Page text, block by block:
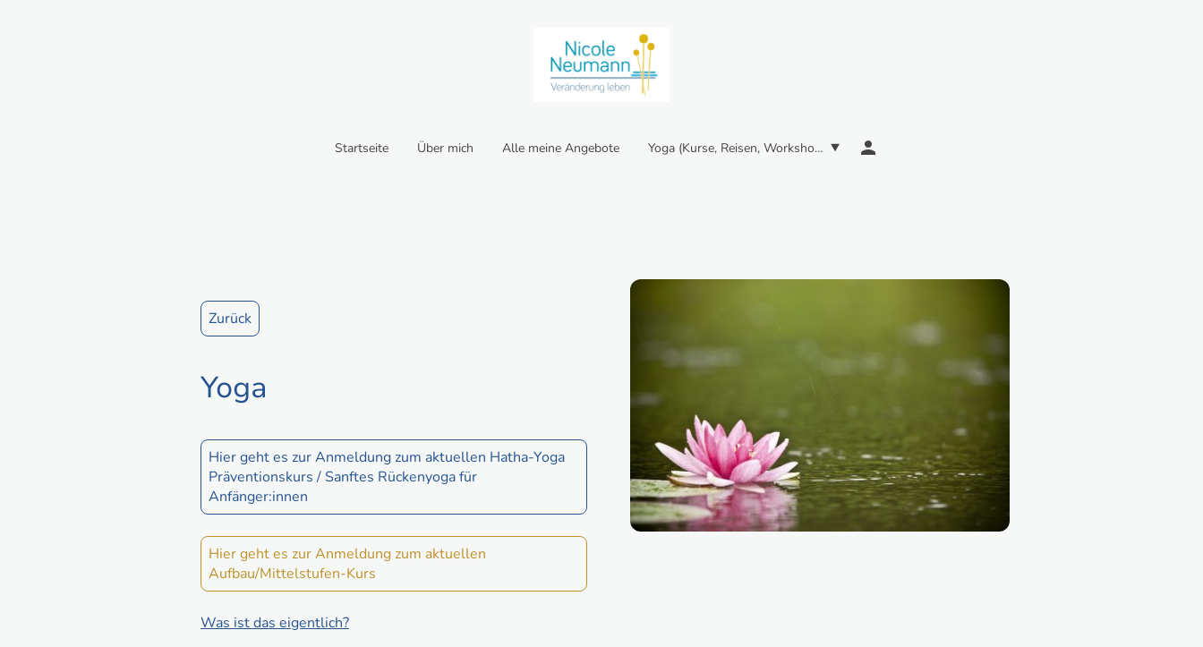
Startseite Über mich Alle meine Angebote Yoga (Kurse, Reisen, Workshops) hier buchen
Zurück
Yoga
Hier geht es zur Anmeldung zum aktuellen Hatha-Yoga
Präventionskurs / Sanftes Rückenyoga für
Anfänger:innen
Hier geht es zur Anmeldung zum aktuellen
Aufbau/Mittelstufen-Kurs
Was ist das eigentlich?